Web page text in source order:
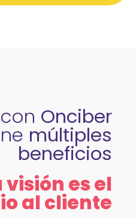
Onciber
múltiples
beneficios
es el
al cliente